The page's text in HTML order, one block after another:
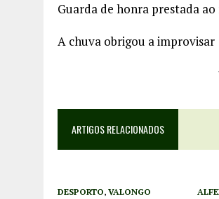
Guarda de honra prestada
A chuva obrigou a improvisar
ARTIGOS RELACIONADOS
DESPORTO, VALONGO